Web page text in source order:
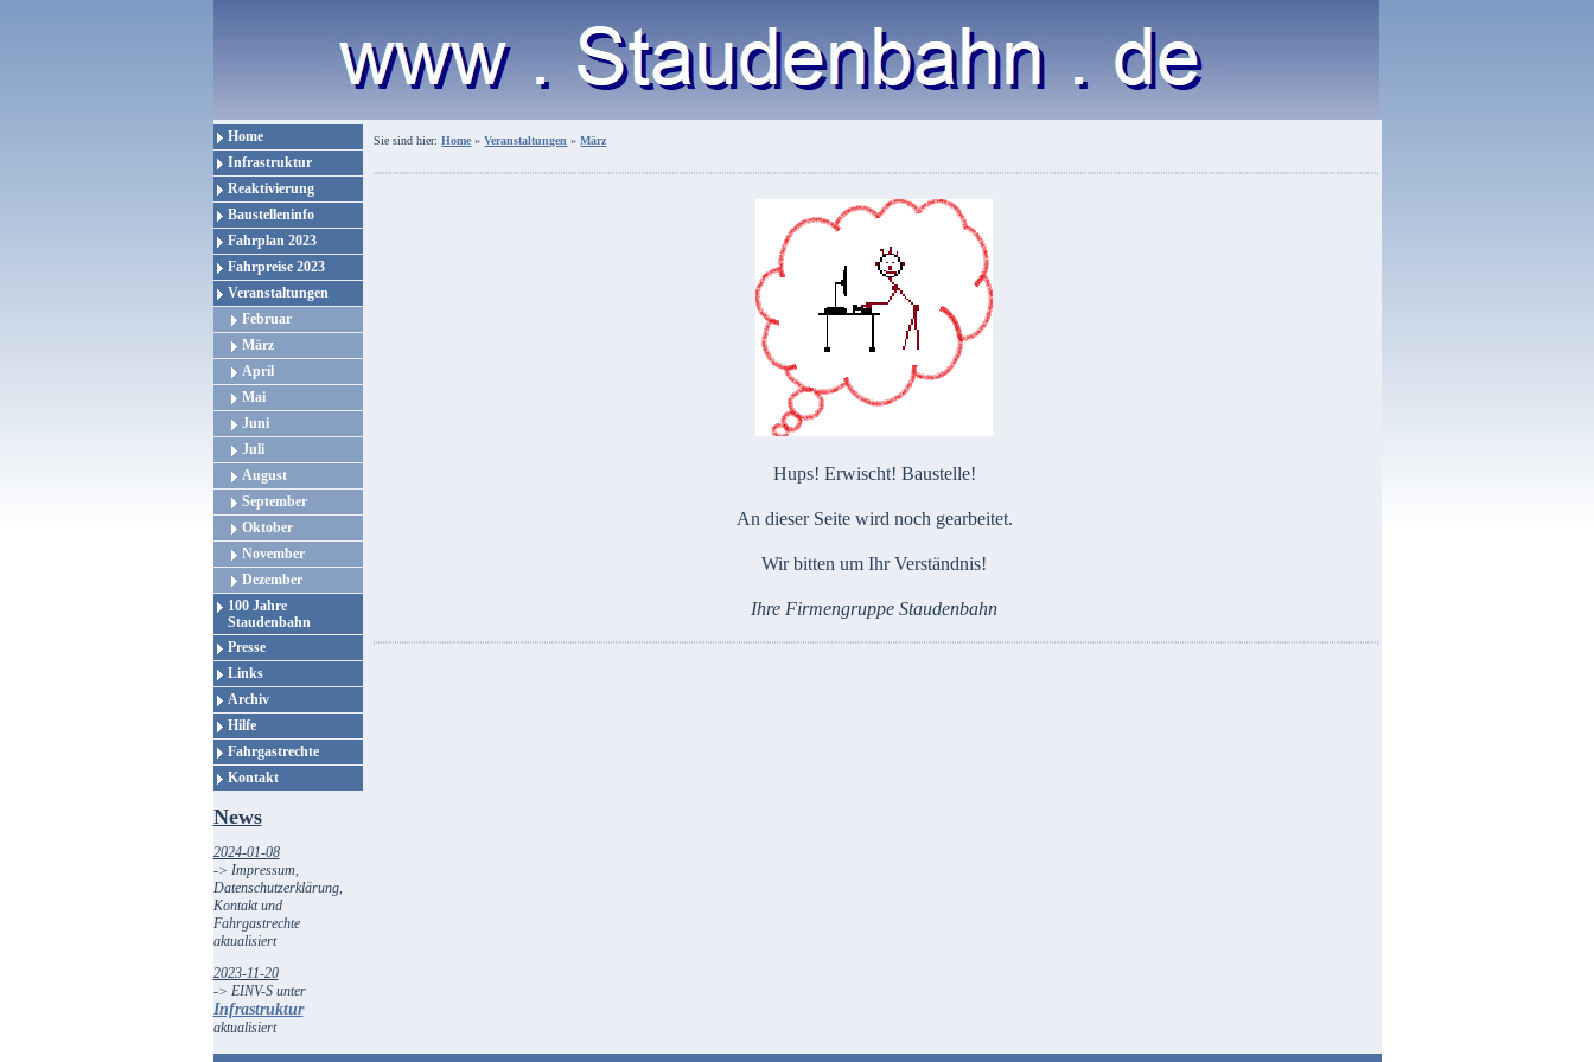
Home
Infrastruktur
Reaktivierung
Baustelleninfo
Fahrplan 2023
Fahrpreise 2023
Veranstaltungen
Februar
März
April
Mai
Juni
Juli
August
September
Oktober
November
Dezember
100 Jahre
Staudenbahn
Presse
Links
Archiv
Hilfe
Fahrgastrechte
Kontakt
News
2024-01-08
-> Impressum,
Datenschutzerklärung,
Kontakt und
Fahrgastrechte
aktualisiert
2023-11-20
-> EINV-S unter
Infrastruktur
aktualisiert
Sie sind hier:Home »Veranstaltungen »März
Hups! Erwischt! Baustelle!
An dieser Seite wird noch gearbeitet.
Wir bitten um Ihr Verständnis!
Ihre Firmengruppe Staudenbahn